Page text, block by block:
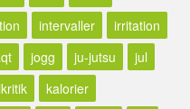
intervaller
irritation
jogg ju-jutsu
jul
kalorier